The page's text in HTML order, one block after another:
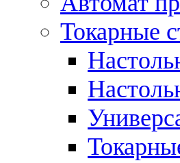
Токарные